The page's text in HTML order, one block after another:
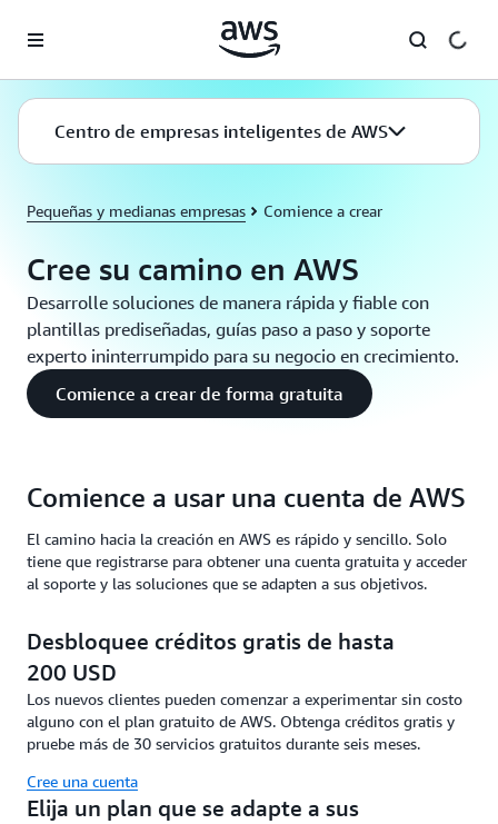
Centro de empresas inteligentes de AWS
Pequeñas y medianas empresas Comience a crear
Cree su camino en AWS
Desarrolle soluciones de manera rápida y fiable con
plantillas prediseñadas, guías paso a paso y soporte
experto ininterrumpido para su negocio en crecimiento.
Comience a crear de forma gratuita
Comience a usar una cuenta de AWS
El camino hacia la creación en AWS es rápido y sencillo. Solo
tiene que registrarse para obtener una cuenta gratuita y acceder
al soporte y las soluciones que se adapten a sus objetivos.
Desbloquee créditos gratis de hasta
200 USD
Los nuevos clientes pueden comenzar a experimentar sin costo
alguno con el plan gratuito de AWS. Obtenga créditos gratis y
pruebe más de 30 servicios gratuitos durante seis meses.
Cree una cuenta
Elija un plan que se adapte a sus